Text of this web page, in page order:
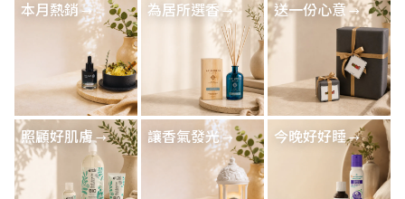
本月熱銷 為居所選香 送一份心意
照顧好肌膚 讓香氣發光 今晚好好睡